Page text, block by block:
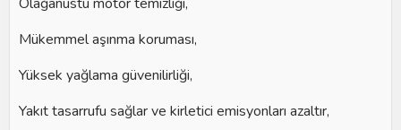
Mükemmel aşınma koruması,
Yüksek yağlama güvenilirliği,
Yakıt tasarrufu sağlar ve kirletici emisyonları azaltır,